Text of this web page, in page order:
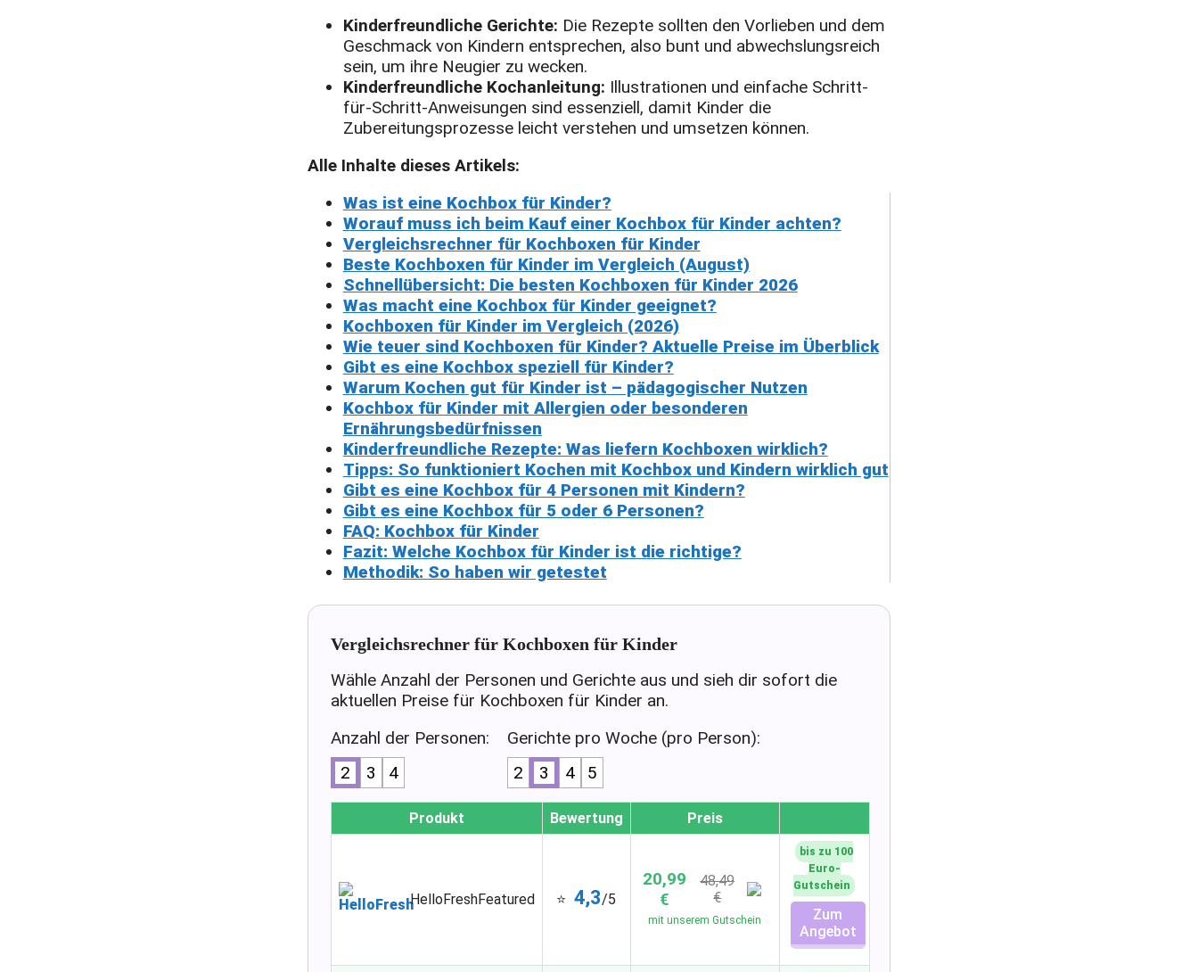
Kinderfreundliche Gerichte: Die Rezepte sollten den Vorlieben und dem
Geschmack von Kindern entsprechen, also bunt und abwechslungsreich
sein, um ihre Neugier zu wecken.
Kinderfreundliche Kochanleitung: Illustrationen und einfache Schritt-
für-Schritt-Anweisungen sind essenziell, damit Kinder die
Zubereitungsprozesse leicht verstehen und umsetzen können.
Alle Inhalte dieses Artikels:
Was ist eine Kochbox für Kinder?
Worauf muss ich beim Kauf einer Kochbox für Kinder achten?
Vergleichsrechner für Kochboxen für Kinder
Beste Kochboxen für Kinder im Vergleich (August)
Schnellübersicht: Die besten Kochboxen für Kinder 2026
Was macht eine Kochbox für Kinder geeignet?
Kochboxen für Kinder im Vergleich (2026)
Wie teuer sind Kochboxen für Kinder? Aktuelle Preise im Überblick
Gibt es eine Kochbox speziell für Kinder?
Warum Kochen gut für Kinder ist – pädagogischer Nutzen
Kochbox für Kinder mit Allergien oder besonderen
Ernährungsbedürfnissen
Kinderfreundliche Rezepte: Was liefern Kochboxen wirklich?
Tipps: So funktioniert Kochen mit Kochbox und Kindern wirklich gut
Gibt es eine Kochbox für 4 Personen mit Kindern?
Gibt es eine Kochbox für 5 oder 6 Personen?
FAQ: Kochbox für Kinder
Fazit: Welche Kochbox für Kinder ist die richtige?
Methodik: So haben wir getestet
Vergleichsrechner für Kochboxen für Kinder
Wähle Anzahl der Personen und Gerichte aus und sieh dir sofort die
aktuellen Preise für Kochboxen für Kinder an.
Anzahl der Personen:
2
3 4
Gerichte pro Woche (pro Person):
2
3 4 5
Produkt Bewertung Preis
HelloFreshFeatured ⭐ 4,3/5
20,99
€
48,49
€
mit unserem Gutschein
bis zu 100
Euro-
Gutschein
Zum
Angebot